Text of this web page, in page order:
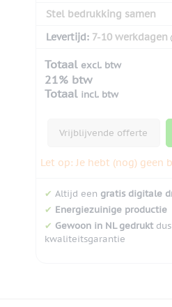
Stel bedrukking samen
Levertijd: 7-10 werkdagen
Totaal excl. btw
21% btw
Totaal incl. btw
Vrijblijvende offerte
Let op: Je hebt (nog) geen
✔ Altijd een gratis digitale
✔ Energiezuinige productie
✔ Gewoon in NL gedruktdus
kwaliteitsgarantie